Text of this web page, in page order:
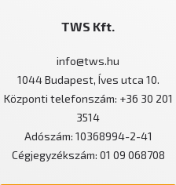
TWS Kft.
info@tws.hu
1044 Budapest, Íves utca 10.
Központi telefonszám: +36 30 201
3514
Adószám: 10368994-2-41
Cégjegyzékszám: 01 09 068708